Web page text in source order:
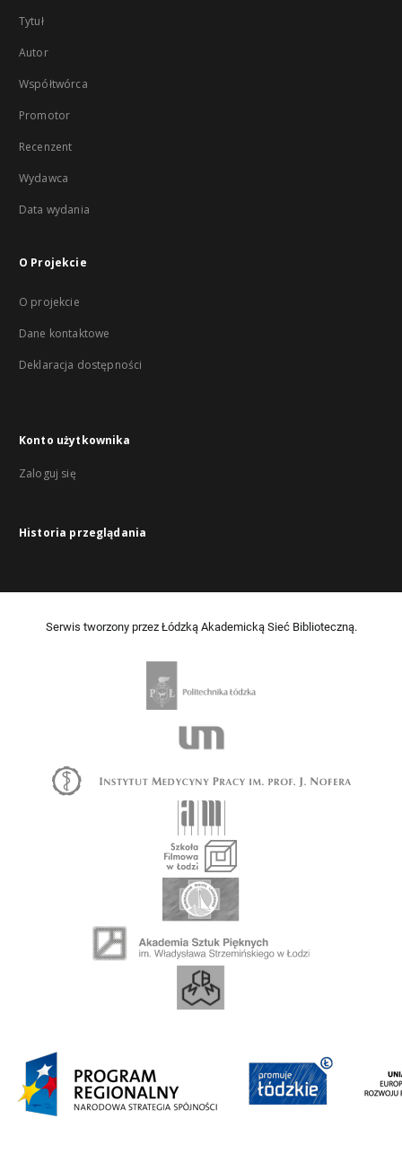
Tytuł
Autor
Współtwórca
Promotor
Recenzent
Wydawca
Data wydania
O Projekcie
O projekcie
Dane kontaktowe
Deklaracja dostępności
Konto użytkownika
Zaloguj się
Historia przeglądania
Serwis tworzony przez Łódzką Akademicką Sieć Biblioteczną.